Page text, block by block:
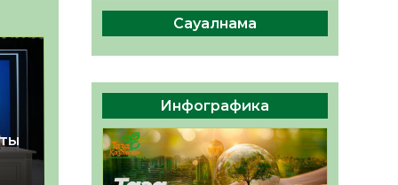
Руслан Рүстемұлы облыс
әкімінің кеңесшісі болып
тағайындалды
05.08.2026
36 0
Сауалнама
Инфографика